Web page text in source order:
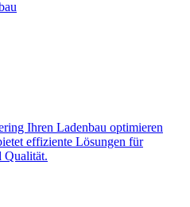
und Funktionalität
Ihren Ladenbau optimieren
effiziente Lösungen für